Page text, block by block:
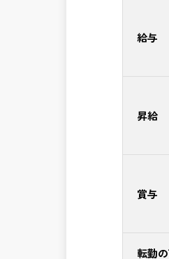
給与
昇給
賞与
転勤